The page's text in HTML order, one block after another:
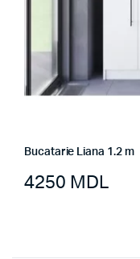
Bucatarie Liana 1.2 m
4250 MDL